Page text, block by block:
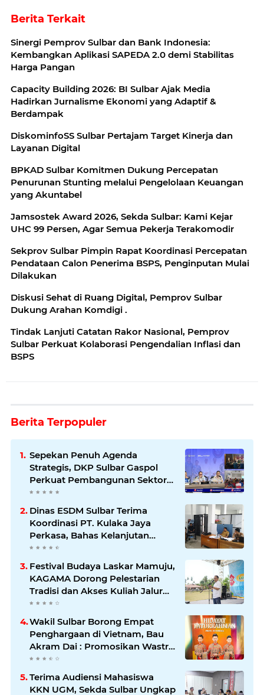
Berita Terkait
Sinergi Pemprov Sulbar dan Bank Indonesia:
Kembangkan Aplikasi SAPEDA 2.0 demi Stabilitas
Harga Pangan
Capacity Building 2026: BI Sulbar Ajak Media
Hadirkan Jurnalisme Ekonomi yang Adaptif &
Berdampak
DiskominfoSS Sulbar Pertajam Target Kinerja dan
Layanan Digital
BPKAD Sulbar Komitmen Dukung Percepatan
Penurunan Stunting melalui Pengelolaan Keuangan
yang Akuntabel
Jamsostek Award 2026, Sekda Sulbar: Kami Kejar
UHC 99 Persen, Agar Semua Pekerja Terakomodir
Sekprov Sulbar Pimpin Rapat Koordinasi Percepatan
Pendataan Calon Penerima BSPS, Penginputan Mulai
Dilakukan
‎Diskusi Sehat di Ruang Digital, Pemprov Sulbar
Dukung Arahan Komdigi .
Tindak Lanjuti Catatan Rakor Nasional, Pemprov
Sulbar Perkuat Kolaborasi Pengendalian Inflasi dan
BSPS
Berita Terpopuler
Sepekan Penuh Agenda
Strategis, DKP Sulbar Gaspol
Perkuat Pembangunan Sektor
Kelautan dan Perikanan
Dinas ESDM Sulbar Terima
Koordinasi PT. Kulaka Jaya
Perkasa, Bahas Kelanjutan
Pengelolaan IUP
Festival Budaya Laskar Mamuju,
KAGAMA Dorong Pelestarian
Tradisi dan Akses Kuliah Jalur
Afirmasi di UGM
Wakil Sulbar Borong Empat
Penghargaan di Vietnam, Bau
Akram Dai : Promosikan Wastra
dan Budaya Sulawesi Barat ke
Panggung Dunia
Terima Audiensi Mahasiswa
KKN UGM, Sekda Sulbar Ungkap